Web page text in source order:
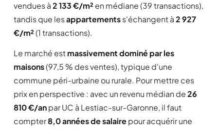
vendues à2 133 €/m² en médiane (39 transactions),
tandis que lesappartementss'échangent à2 927
€/m²(1 transactions).
Le marché estmassivement dominé par les
maisons(97,5 % des ventes), typique d'une
commune péri-urbaine ou rurale. Pour mettre ces
prix en perspective : avec un revenu médian de26
810 €/anpar UC à Lestiac-sur-Garonne, il faut
compter8,0 années de salairepour acquérir une